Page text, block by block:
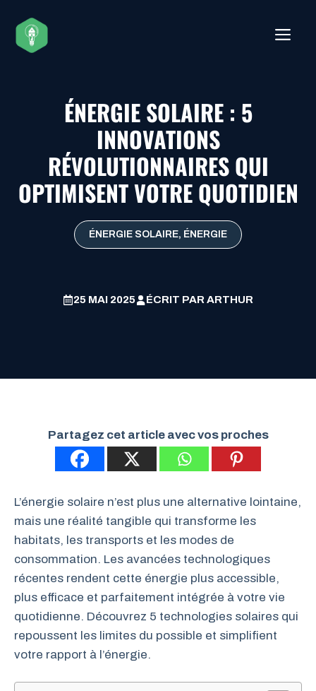
contenu
ÉNERGIE SOLAIRE : 5
INNOVATIONS
RÉVOLUTIONNAIRES QUI
OPTIMISENT VOTRE QUOTIDIEN
ÉNERGIE SOLAIRE, ÉNERGIE
25 MAI 2025 ÉCRIT PAR ARTHUR
Partagez cet article avec vos proches
L’énergie solaire n’est plus une alternative lointaine,
mais une réalité tangible qui transforme les
habitats, les transports et les modes de
consommation. Les avancées technologiques
récentes rendent cette énergie plus accessible,
plus efficace et parfaitement intégrée à votre vie
quotidienne. Découvrez 5 technologies solaires qui
repoussent les limites du possible et simplifient
votre rapport à l’énergie.